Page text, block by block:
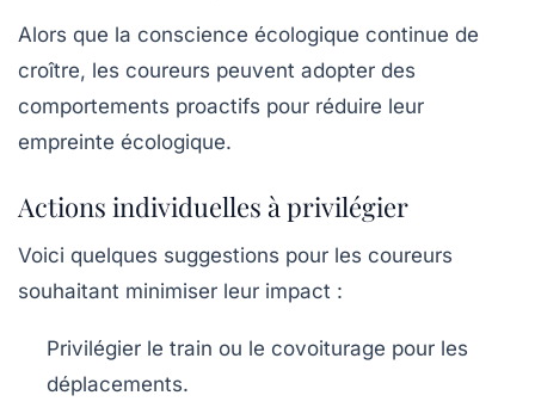
Alors que la conscience écologique continue de
croître, les coureurs peuvent adopter des
comportements proactifs pour réduire leur
empreinte écologique.
Actions individuelles à privilégier
Voici quelques suggestions pour les coureurs
souhaitant minimiser leur impact :
Privilégier le train ou le covoiturage pour les
déplacements.